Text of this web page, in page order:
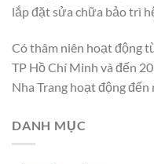
lắp đặt sửa chữa bảo trì
Có thâm niên hoạt động
TP Hồ Chí Minh và đến
Nha Trang hoạt động đến
DANH MỤC